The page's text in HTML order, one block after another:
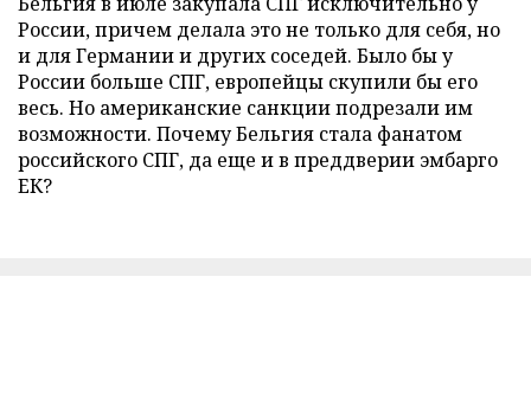
России, причем делала это не только для себя, но
и для Германии и других соседей. Было бы у
России больше СПГ, европейцы скупили бы его
весь. Но американские санкции подрезали им
возможности. Почему Бельгия стала фанатом
российского СПГ, да еще и в преддверии эмбарго
ЕК?